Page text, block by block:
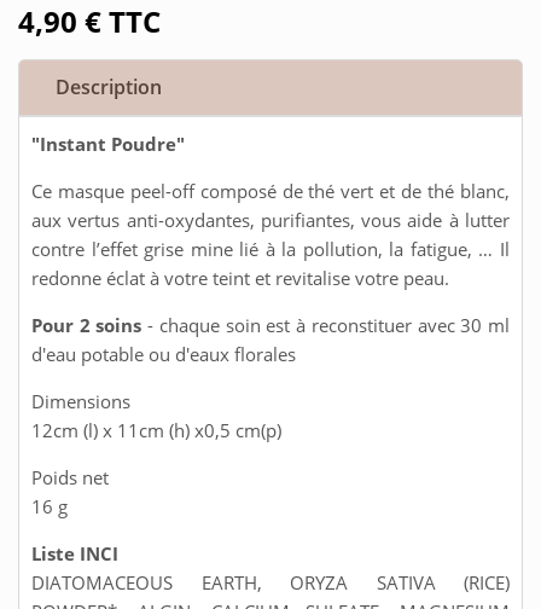
4,90 €TTC
Description
"Instant Poudre"
Ce masque peel-off composé de thé vert et de thé blanc,
aux vertus anti-oxydantes, purifiantes, vous aide à lutter
contre l’effet grise mine lié à la pollution, la fatigue, … Il
redonne éclat à votre teint et revitalise votre peau.
Pour 2 soins - chaque soin est à reconstituer avec 30 ml
d'eau potable ou d'eaux florales
Dimensions
12cm (l) x 11cm (h) x0,5 cm(p)
Poids net
16 g
Liste INCI
DIATOMACEOUS EARTH, ORYZA SATIVA (RICE)